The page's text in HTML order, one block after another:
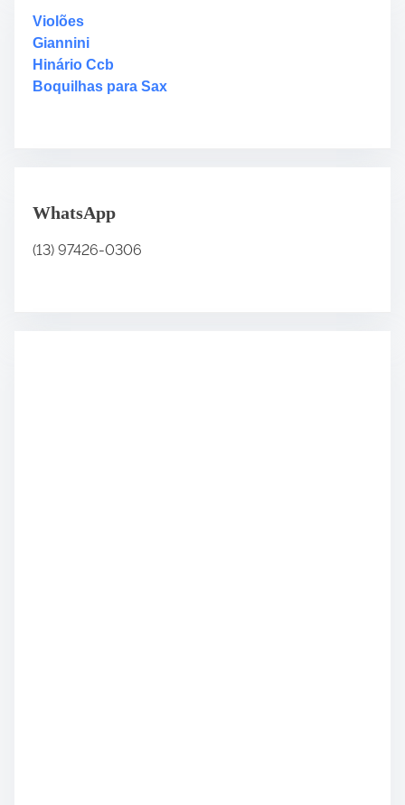
H
e
r
e
Violões
Giannini
Hinário Ccb
Boquilhas para Sax
WhatsApp
(13) 97426-0306